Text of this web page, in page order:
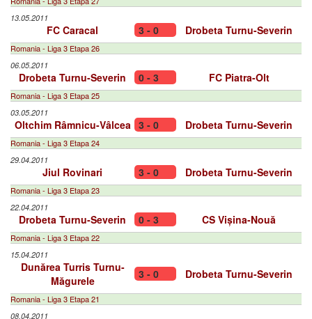
13.05.2011
FC Caracal 3 - 0 Drobeta Turnu-Severin
Romania - Liga 3 Etapa 26
06.05.2011
Drobeta Turnu-Severin 0 - 3 FC Piatra-Olt
Romania - Liga 3 Etapa 25
03.05.2011
Oltchim Râmnicu-Vâlcea 3 - 0 Drobeta Turnu-Severin
Romania - Liga 3 Etapa 24
29.04.2011
Jiul Rovinari 3 - 0 Drobeta Turnu-Severin
Romania - Liga 3 Etapa 23
22.04.2011
Drobeta Turnu-Severin 0 - 3 CS Vișina-Nouă
Romania - Liga 3 Etapa 22
15.04.2011
Dunărea Turris Turnu-
Măgurele
3 - 0 Drobeta Turnu-Severin
Romania - Liga 3 Etapa 21
08.04.2011